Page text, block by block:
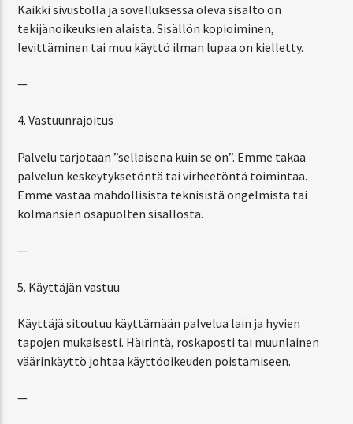
Kaikki sivustolla ja sovelluksessa oleva sisältö on
tekijänoikeuksien alaista. Sisällön kopioiminen,
levittäminen tai muu käyttö ilman lupaa on kielletty.
—
4. Vastuunrajoitus
Palvelu tarjotaan ”sellaisena kuin se on”. Emme takaa
palvelun keskeytyksetöntä tai virheetöntä toimintaa.
Emme vastaa mahdollisista teknisistä ongelmista tai
kolmansien osapuolten sisällöstä.
—
5. Käyttäjän vastuu
Käyttäjä sitoutuu käyttämään palvelua lain ja hyvien
tapojen mukaisesti. Häirintä, roskaposti tai muunlainen
väärinkäyttö johtaa käyttöoikeuden poistamiseen.
—